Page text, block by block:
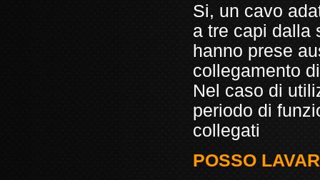
Si, un cavo
a tre capi dalla
hanno prese
collegamento
Nel caso di
periodo di
collegati
POSSO